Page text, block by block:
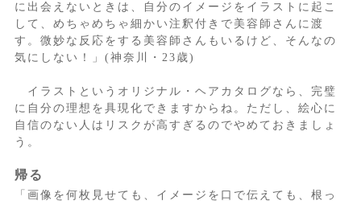
に出会えないときは、自分のイメージをイラストに起こ
して、めちゃめちゃ細かい注釈付きで美容師さんに渡
す。微妙な反応をする美容師さんもいるけど、そんなの
気にしない！」(神奈川・23歳)
イラストというオリジナル・ヘアカタログなら、完璧
に自分の理想を具現化できますからね。ただし、絵心に
自信のない人はリスクが高すぎるのでやめておきましょ
う。
帰る
「画像を何枚見せても、イメージを口で伝えても、根っ